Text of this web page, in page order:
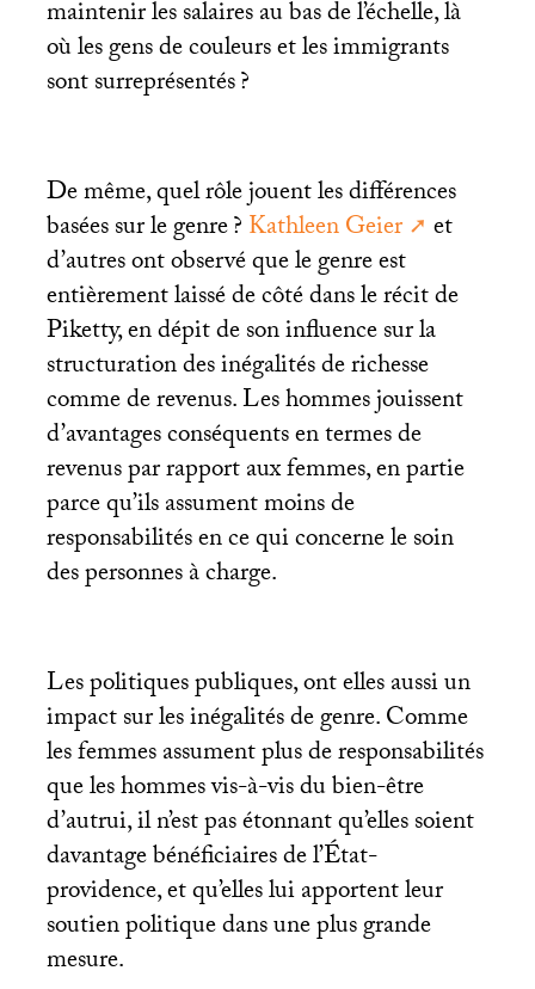
maintenir les salaires au bas de l’échelle, là
où les gens de couleurs et les immigrants
sont surreprésentés?
De même, quel rôle jouent les différences
basées sur le genre?Kathleen Geier
et
d’autres ont observé que le genre est
entièrement laissé de côté dans le récit de
Piketty, en dépit de son influence sur la
structuration des inégalités de richesse
comme de revenus. Les hommes jouissent
d’avantages conséquents en termes de
revenus par rapport aux femmes, en partie
parce qu’ils assument moins de
responsabilités en ce qui concerne le soin
des personnes à charge.
Les politiques publiques, ont elles aussi un
impact sur les inégalités de genre. Comme
les femmes assument plus de responsabilités
que les hommes vis-à-vis du bien-être
d’autrui, il n’est pas étonnant qu’elles soient
davantage bénéficiaires de l’État-
providence, et qu’elles lui apportent leur
soutien politique dans une plus grande
mesure.